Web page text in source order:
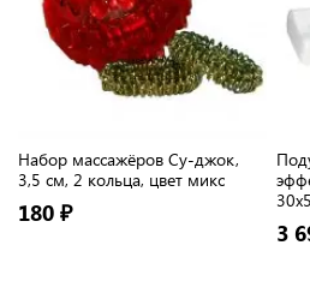
Набор массажёров Су-джок,
3,5 см, 2 кольца, цвет микс
180 ₽
3